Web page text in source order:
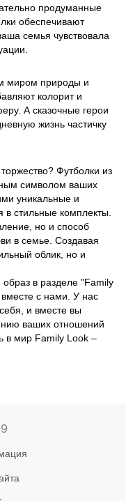
продуманные
обеспечивают
семья чувствовала
миром природы и
колорит и
А сказочные герои
жизнь частичку
Футболки из
символом ваших
уникальные и
стильные комплекты.
но и способ
в семье. Создавая
облик, но и
в разделе "Family
с нами. У нас
и вместе вы
ваших отношений
в мир Family Look –